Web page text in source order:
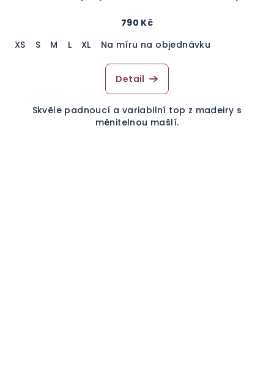
790 Kč
XS
S M L XL Na míru na objednávku
Detail
Skvěle padnoucí a variabilní top z madeiry s
měnitelnou mašlí.